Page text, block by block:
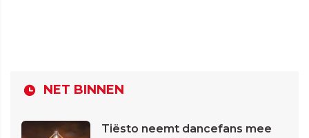
NET BINNEN
Tiësto neemt dancefans mee